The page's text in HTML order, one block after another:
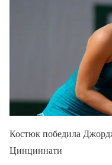
Костюк победила
Цинциннати